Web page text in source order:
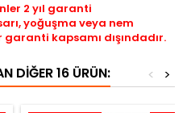
2 yıl garanti
yoğuşma veya nem
kapsamı dışındadır.
DIĞER 16 ÜRÜN: >
<